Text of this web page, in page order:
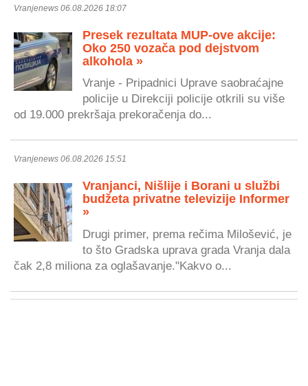
Vranjenews 06.08.2026 18:07
Presek rezultata MUP-ove akcije:
Oko 250 vozača pod dejstvom
alkohola »
Vranje - Pripadnici Uprave saobraćajne
policije u Direkciji policije otkrili su više
od 19.000 prekršaja prekoračenja do...
Vranjenews 06.08.2026 15:51
Vranjanci, Nišlije i Borani u službi
budžeta privatne televizije Informer
»
Drugi primer, prema rečima Milošević, je
to što Gradska uprava grada Vranja dala
čak 2,8 miliona za oglašavanje."Kakvo o...